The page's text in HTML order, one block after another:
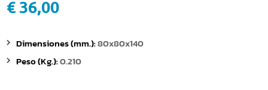
€ 36,00
Dimensiones (mm.):80x80x140
Peso (Kg.):0.210